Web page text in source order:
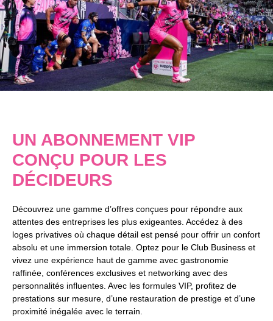
UN ABONNEMENT VIP
CONÇU POUR LES
DÉCIDEURS
Découvrez une gamme d’offres conçues pour répondre aux
attentes des entreprises les plus exigeantes. Accédez à des
loges privatives où chaque détail est pensé pour offrir un confort
absolu et une immersion totale. Optez pour le Club Business et
vivez une expérience haut de gamme avec gastronomie
raffinée, conférences exclusives et networking avec des
personnalités influentes. Avec les formules VIP, profitez de
prestations sur mesure, d’une restauration de prestige et d’une
proximité inégalée avec le terrain.